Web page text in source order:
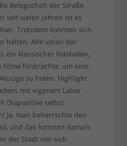
Belegschaft der Straße
seit vielen Jahren ist es
Trotzdem konnten sich
halten. Alle voran der
ein klassischer Fotoladen,
hinbrachte, um eine
zu holen. Highlight
mit eigenem Labor
Diapositive selbst
Ja, man beherrschte den
und das konnten damals
der Stadt von sich